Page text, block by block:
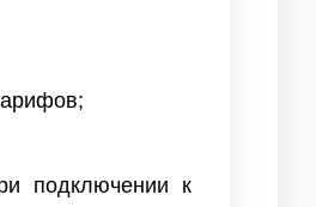
подключении к